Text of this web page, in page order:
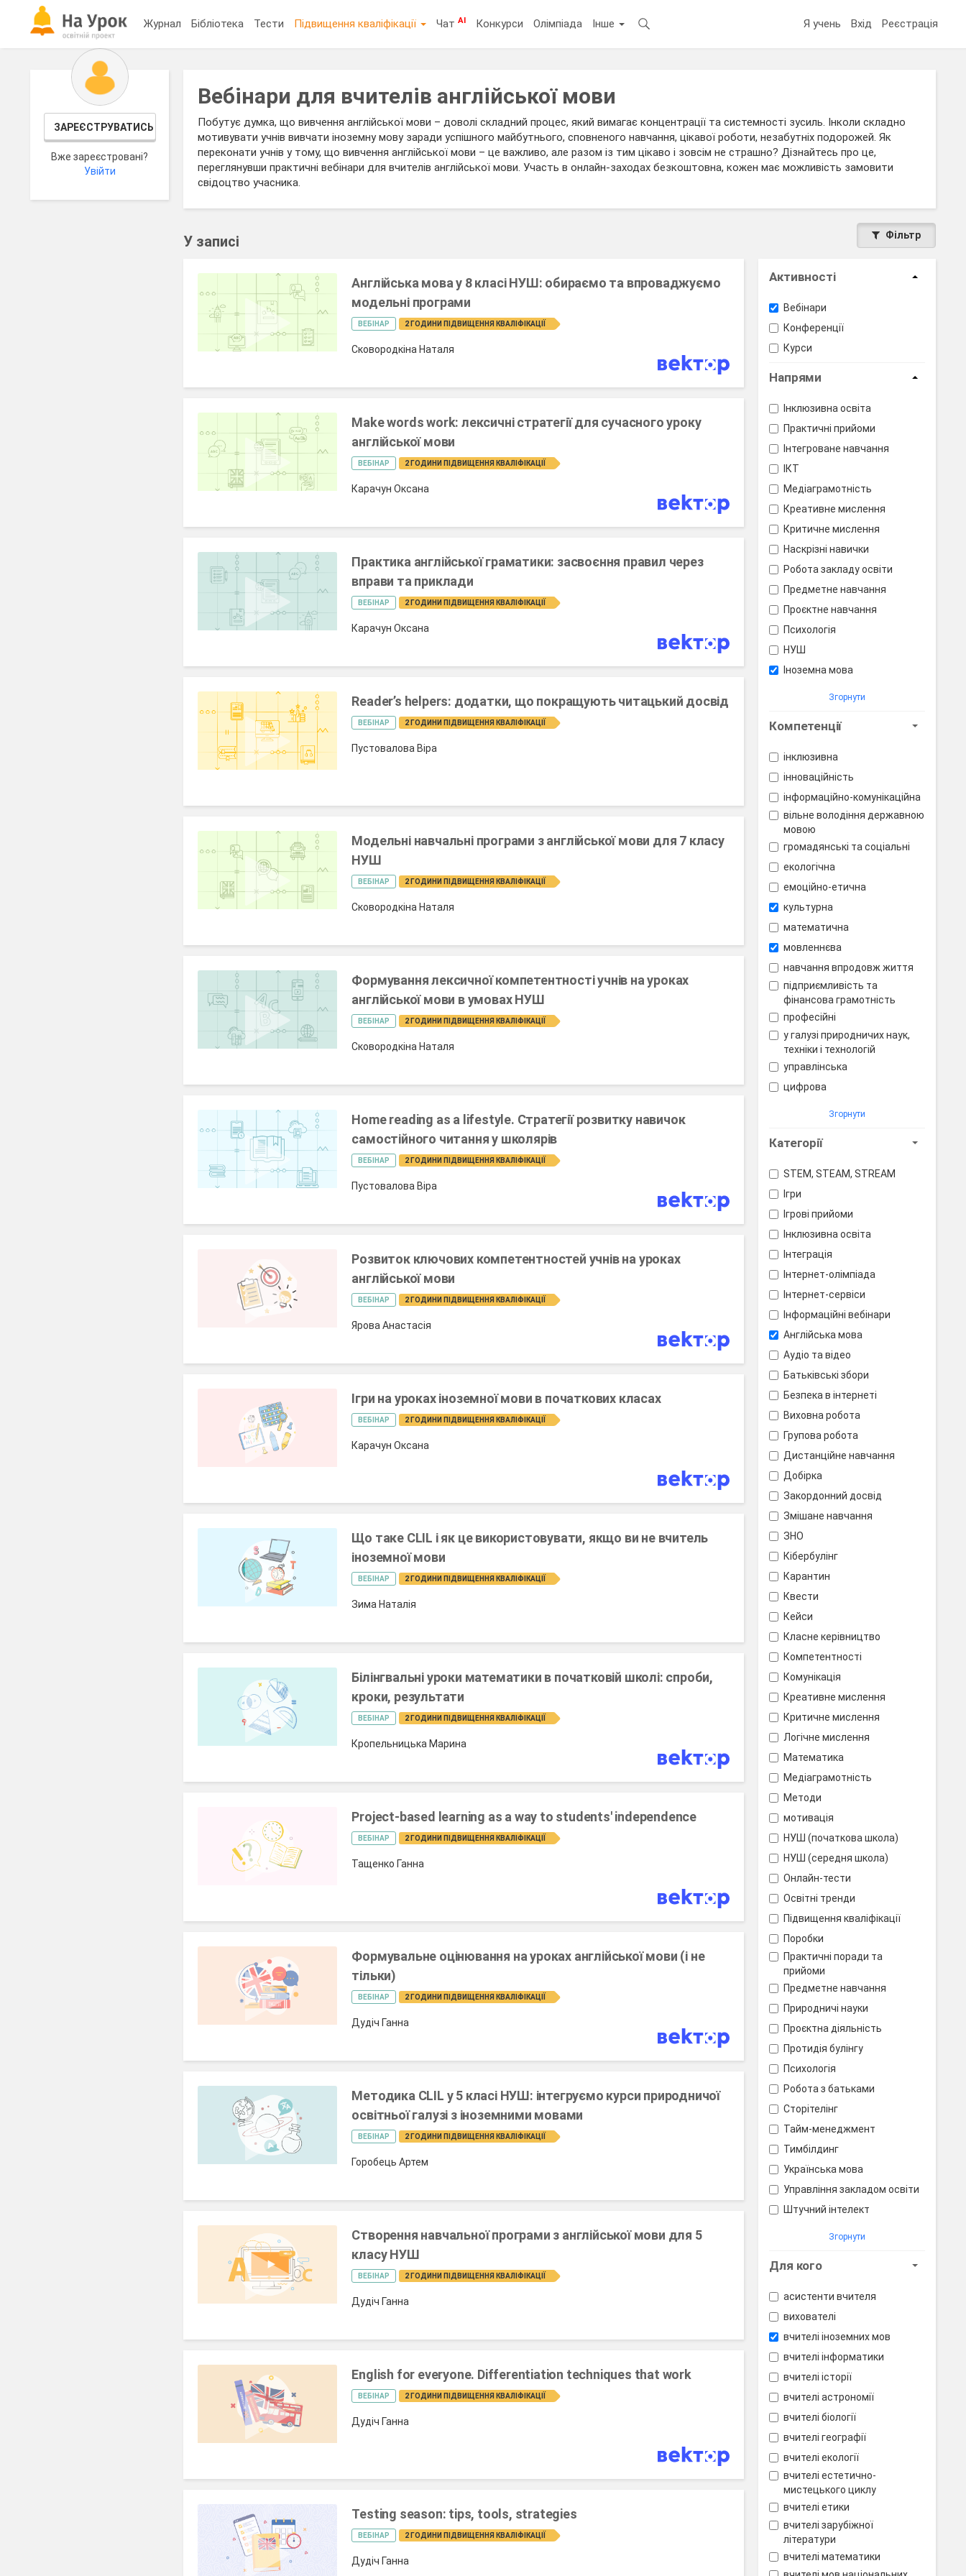
Журнал Бібліотека Тести Підвищення кваліфікації ЧатAI Конкурси Олімпіада Інше Я учень Вхід Реєстрація
ЗАРЕЄСТРУВАТИСЬ
Вже зареєстровані?
Увійти
Вебінари для вчителів англійської мови
Побутує думка, що вивчення англійської мови – доволі складний процес, який вимагає концентрації та системності зусиль. Інколи складно
мотивувати учнів вивчати іноземну мову заради успішного майбутнього, сповненого навчання, цікавої роботи, незабутніх подорожей. Як
переконати учнів у тому, що вивчення англійської мови – це важливо, але разом із тим цікаво і зовсім не страшно? Дізнайтесь про це,
переглянувши практичні вебінари для вчителів англійської мови. Участь в онлайн-заходах безкоштовна, кожен має можливість замовити
свідоцтво учасника.
Фільтр
У записі
Англійська мова у 8 класі НУШ: обираємо та впроваджуємо
модельні програми
ВЕБІНАР 2 ГОДИНИ ПІДВИЩЕННЯ КВАЛІФІКАЦІЇ
Сковородкіна Наталя
Make words work: лексичні стратегії для сучасного уроку
англійської мови
ВЕБІНАР 2 ГОДИНИ ПІДВИЩЕННЯ КВАЛІФІКАЦІЇ
Карачун Оксана
Практика англійської граматики: засвоєння правил через
вправи та приклади
ВЕБІНАР 2 ГОДИНИ ПІДВИЩЕННЯ КВАЛІФІКАЦІЇ
Карачун Оксана
Reader’s helpers: додатки, що покращують читацький досвід
ВЕБІНАР 2 ГОДИНИ ПІДВИЩЕННЯ КВАЛІФІКАЦІЇ
Пустовалова Віра
Модельні навчальні програми з англійської мови для 7 класу
НУШ
ВЕБІНАР 2 ГОДИНИ ПІДВИЩЕННЯ КВАЛІФІКАЦІЇ
Сковородкіна Наталя
Формування лексичної компетентності учнів на уроках
англійської мови в умовах НУШ
ВЕБІНАР 2 ГОДИНИ ПІДВИЩЕННЯ КВАЛІФІКАЦІЇ
Сковородкіна Наталя
Home reading as a lifestyle. Стратегії розвитку навичок
самостійного читання у школярів
ВЕБІНАР 2 ГОДИНИ ПІДВИЩЕННЯ КВАЛІФІКАЦІЇ
Пустовалова Віра
Розвиток ключових компетентностей учнів на уроках
англійської мови
ВЕБІНАР 2 ГОДИНИ ПІДВИЩЕННЯ КВАЛІФІКАЦІЇ
Ярова Анастасія
Ігри на уроках іноземної мови в початкових класах
ВЕБІНАР 2 ГОДИНИ ПІДВИЩЕННЯ КВАЛІФІКАЦІЇ
Карачун Оксана
Що таке CLIL і як це використовувати, якщо ви не вчитель
іноземної мови
ВЕБІНАР 2 ГОДИНИ ПІДВИЩЕННЯ КВАЛІФІКАЦІЇ
Зима Наталія
Білінгвальні уроки математики в початковій школі: спроби,
кроки, результати
ВЕБІНАР 2 ГОДИНИ ПІДВИЩЕННЯ КВАЛІФІКАЦІЇ
Кропельницька Марина
Project-based learning as a way to students' independence
ВЕБІНАР 2 ГОДИНИ ПІДВИЩЕННЯ КВАЛІФІКАЦІЇ
Тащенко Ганна
Формувальне оцінювання на уроках англійської мови (і не
тільки)
ВЕБІНАР 2 ГОДИНИ ПІДВИЩЕННЯ КВАЛІФІКАЦІЇ
Дудіч Ганна
Методика CLIL у 5 класі НУШ: інтегруємо курси природничої
освітньої галузі з іноземними мовами
ВЕБІНАР 2 ГОДИНИ ПІДВИЩЕННЯ КВАЛІФІКАЦІЇ
Горобець Артем
Створення навчальної програми з англійської мови для 5
класу НУШ
ВЕБІНАР 2 ГОДИНИ ПІДВИЩЕННЯ КВАЛІФІКАЦІЇ
Дудіч Ганна
English for everyone. Differentiation techniques that work
ВЕБІНАР 2 ГОДИНИ ПІДВИЩЕННЯ КВАЛІФІКАЦІЇ
Дудіч Ганна
Testing season: tips, tools, strategies
ВЕБІНАР 2 ГОДИНИ ПІДВИЩЕННЯ КВАЛІФІКАЦІЇ
Дудіч Ганна
Активності
Вебінари
Конференції
Курси
Напрями
Інклюзивна освіта
Практичні прийоми
Інтегроване навчання
ІКТ
Медіаграмотність
Креативне мислення
Критичне мислення
Наскрізні навички
Робота закладу освіти
Предметне навчання
Проєктне навчання
Психологія
НУШ
Іноземна мова
Згорнути
Компетенції
інклюзивна
інноваційність
інформаційно-комунікаційна
вільне володіння державною
мовою
громадянські та соціальні
екологічна
емоційно-етична
культурна
математична
мовленнєва
навчання впродовж життя
підприємливість та
фінансова грамотність
професійні
у галузі природничих наук,
техніки і технологій
управлінська
цифрова
Згорнути
Категорії
STEM, STEAM, STREAM
Ігри
Ігрові прийоми
Інклюзивна освіта
Інтеграція
Інтернет-олімпіада
Інтернет-сервіси
Інформаційні вебінари
Англійська мова
Аудіо та відео
Батьківські збори
Безпека в інтернеті
Виховна робота
Групова робота
Дистанційне навчання
Добірка
Закордонний досвід
Змішане навчання
ЗНО
Кібербулінг
Карантин
Квести
Кейси
Класне керівництво
Компетентності
Комунікація
Креативне мислення
Критичне мислення
Логічне мислення
Математика
Медіаграмотність
Методи
мотивація
НУШ (початкова школа)
НУШ (середня школа)
Онлайн-тести
Освітні тренди
Підвищення кваліфікації
Поробки
Практичні поради та
прийоми
Предметне навчання
Природничі науки
Проєктна діяльність
Протидія булінгу
Психологія
Робота з батьками
Сторітелінг
Тайм-менеджмент
Тимбілдинг
Українська мова
Управління закладом освіти
Штучний інтелект
Згорнути
Для кого
асистенти вчителя
вихователі
вчителі іноземних мов
вчителі інформатики
вчителі історії
вчителі астрономії
вчителі біології
вчителі географії
вчителі екології
вчителі естетично-
мистецького циклу
вчителі етики
вчителі зарубіжної
літератури
вчителі математики